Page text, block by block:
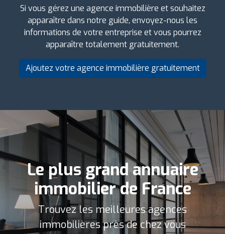
Si vous gérez une agence immobilière et souhaitez
apparaître dans notre guide, envoyez-nous les
informations de votre entreprise et vous pourrez
apparaître totalement gratuitement.
Ajoutez votre agence immobilière gratuitement
Le plus grand annuaire
immobilier de France
Trouvez les meilleures agences
immobilières près de chez vous